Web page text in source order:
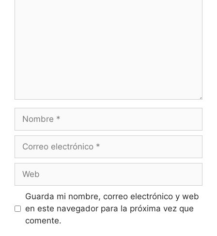
Nombre
Correo
Web
Guarda mi nombre, correo electrónico y web
en este navegador para la próxima vez que
comente.